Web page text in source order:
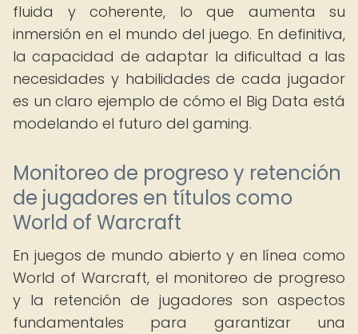
fluida y coherente, lo que aumenta su
inmersión en el mundo del juego. En definitiva,
la capacidad de adaptar la dificultad a las
necesidades y habilidades de cada jugador
es un claro ejemplo de cómo el Big Data está
modelando el futuro del gaming.
Monitoreo de progreso y retención
de jugadores en títulos como
World of Warcraft
En juegos de mundo abierto y en línea como
World of Warcraft, el monitoreo de progreso
y la retención de jugadores son aspectos
fundamentales para garantizar una